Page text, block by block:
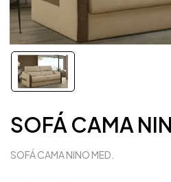
SOFÁ CAMA
SOFÁ CAMA NINO MED.